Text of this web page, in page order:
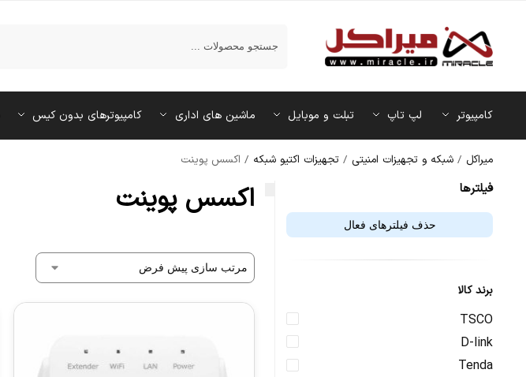
کامپیوتر لپ تاپ تبلت و موبایل ماشین‌ های اداری کامپیوترهای بدون کیس
میراکل / شبکه و تجهیزات امنیتی / تجهیزات اکتیو شبکه / اکسس پوینت
اکسس پوینت فیلتر‌ها
حذف فیلترهای فعال
برند کالا
TSCO
D-link
Tenda